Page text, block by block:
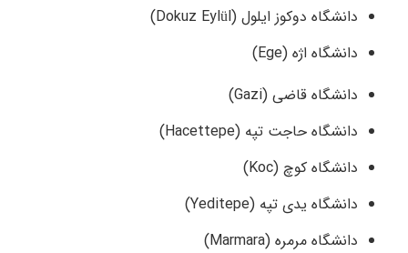
دانشگاه دوکوز ایلول (Dokuz Eylül)
دانشگاه اژه (Ege)
دانشگاه قاضی (Gazi)
دانشگاه حاجت تپه (Hacettepe)
دانشگاه کوچ (Koc)
دانشگاه یدی تپه (Yeditepe)
دانشگاه مرمره (Marmara)